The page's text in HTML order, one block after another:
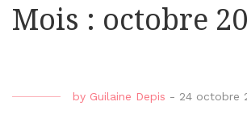
Mois : octobre
by Guilaine Depis - 24 octobre